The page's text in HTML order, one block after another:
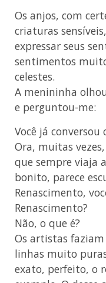
Os anjos, com
criaturas
expressar seus
sentimentos
celestes.
A menininha
e perguntou-me:
Você já conversou
Ora, muitas
que sempre viaja
bonito, parece
Renascimento,
Renascimento?
Não, o que é?
Os artistas
linhas muito
exato, perfeito, o